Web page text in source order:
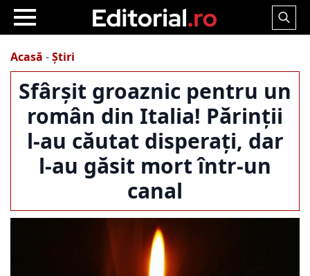
Search
Acasă -Știri
Sfârșit groaznic pentru un
român din Italia! Părinții
l-au căutat disperați, dar
l-au găsit mort într-un
canal